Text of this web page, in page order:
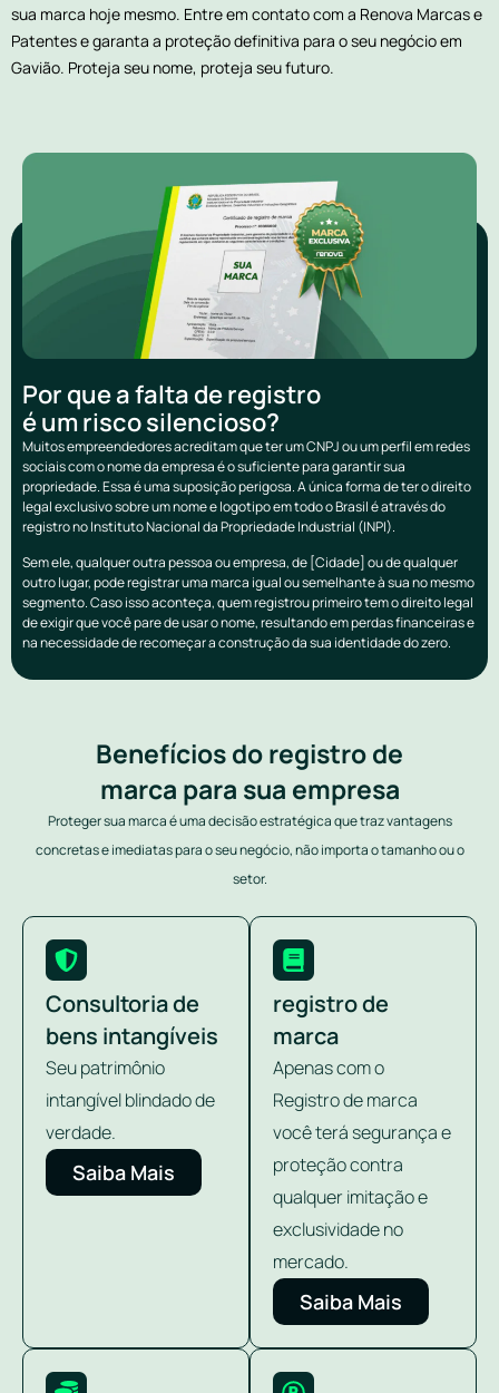
sua marca hoje mesmo. Entre em contato com a Renova Marcas e
Patentes e garanta a proteção definitiva para o seu negócio em
Gavião. Proteja seu nome, proteja seu futuro.
Por que a falta de registro
é um risco silencioso?
Muitos empreendedores acreditam que ter um CNPJ ou um perfil em redes
sociais com o nome da empresa é o suficiente para garantir sua
propriedade. Essa é uma suposição perigosa. A única forma de ter o direito
legal exclusivo sobre um nome e logotipo em todo o Brasil é através do
registro no Instituto Nacional da Propriedade Industrial (INPI).
Sem ele, qualquer outra pessoa ou empresa, de [Cidade] ou de qualquer
outro lugar, pode registrar uma marca igual ou semelhante à sua no mesmo
segmento. Caso isso aconteça, quem registrou primeiro tem o direito legal
de exigir que você pare de usar o nome, resultando em perdas financeiras e
na necessidade de recomeçar a construção da sua identidade do zero.
Benefícios do registro de
marca para sua empresa
Proteger sua marca é uma decisão estratégica que traz vantagens
concretas e imediatas para o seu negócio, não importa o tamanho ou o
setor.
Consultoria de
bens intangíveis
Seu patrimônio
intangível blindado de
verdade.
Saiba Mais
registro de
marca
Apenas com o
Registro de marca
você terá segurança e
proteção contra
qualquer imitação e
exclusividade no
mercado.
Saiba Mais